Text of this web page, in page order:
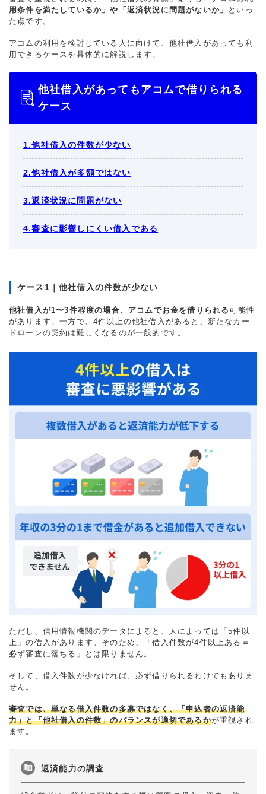
用条件を満たしているか」や「返済状況に問題がないか」
といっ
た点です。
アコムの利用を検討している人に向けて、他社借入があっても利
用できるケースを具体的に解説します。
他社借入があってもアコムで借りられる
ケース
1.他社借入の件数が少ない
2.他社借入が多額ではない
3.返済状況に問題がない
4.審査に影響しにくい借入である
ケース1｜他社借入の件数が少ない
他社借入が1〜3件程度の場合、アコムでお金を借りられる可能性
があります。一方で、4件以上の他社借入があると、新たなカー
ドローンの契約は難しくなるのが一般的です。
ただし、信用情報機関のデータによると、人によっては「5件以
上」の借入があります。そのため、「借入件数が4件以上ある＝
必ず審査に落ちる」とは限りません。
そして、借入件数が少なければ、必ず借りられるわけでもありま
せん。
審査では、単なる借入件数の多寡ではなく、「申込者の返済能
力」と「他社借入の件数」のバランスが適切であるかが重視され
ます。
返済能力の調査